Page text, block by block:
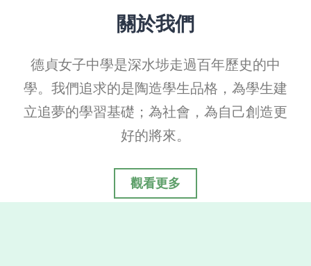
關於我們
德貞女子中學是深水埗走過百年歷史的中
學。我們追求的是陶造學生品格，為學生建
立追夢的學習基礎；為社會，為自己創造更
好的將來。
觀看更多